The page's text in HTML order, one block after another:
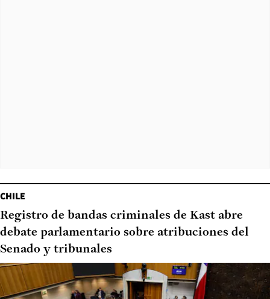
CHILE
Registro de bandas criminales de Kast abre
debate parlamentario sobre atribuciones del
Senado y tribunales